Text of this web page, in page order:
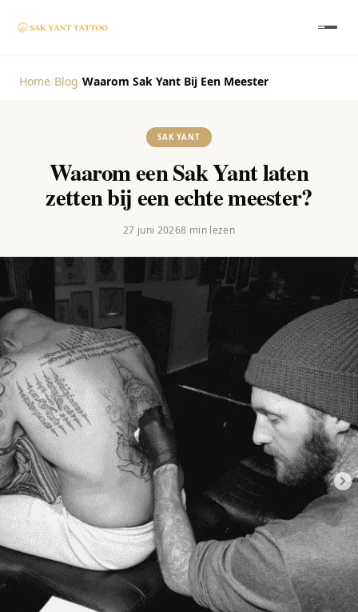
Home Blog Waarom Sak Yant Bij Een Meester
SAK YANT
Waarom een Sak Yant laten
zetten bij een echte meester?
27 juni 20268 min lezen